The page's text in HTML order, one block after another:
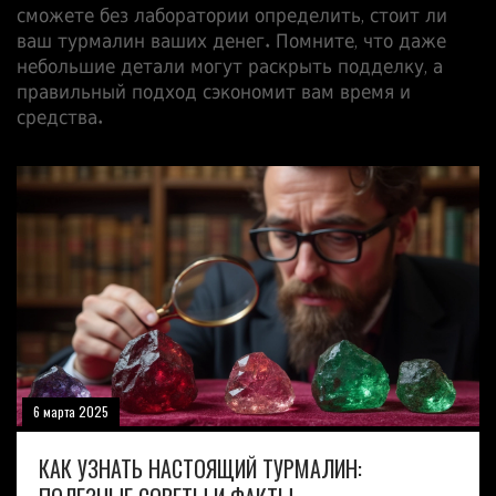
сможете без лаборатории определить, стоит ли
ваш турмалин ваших денег. Помните, что даже
небольшие детали могут раскрыть подделку, а
правильный подход сэкономит вам время и
средства.
6 марта 2025
КАК УЗНАТЬ НАСТОЯЩИЙ ТУРМАЛИН: